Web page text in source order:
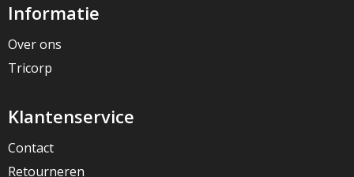
Informatie
Over ons
Tricorp
Klantenservice
Contact
Retourneren